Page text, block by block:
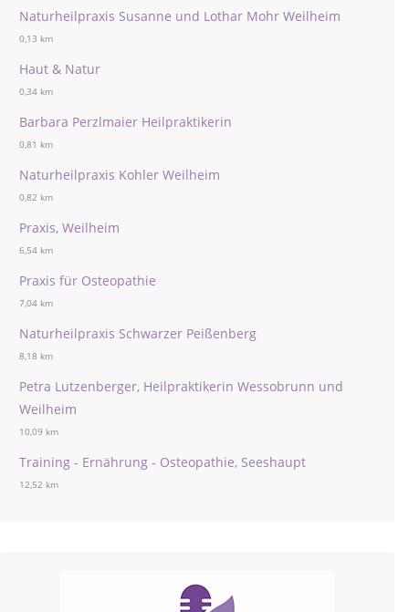
Naturheilpraxis Susanne und Lothar Mohr Weilheim
0,13 km
Haut & Natur
0,34 km
Barbara Perzlmaier Heilpraktikerin
0,81 km
Naturheilpraxis Kohler Weilheim
0,82 km
Praxis, Weilheim
6,54 km
Praxis für Osteopathie
7,04 km
Naturheilpraxis Schwarzer Peißenberg
8,18 km
Petra Lutzenberger, Heilpraktikerin Wessobrunn und
Weilheim
10,09 km
Training - Ernährung - Osteopathie, Seeshaupt
12,52 km